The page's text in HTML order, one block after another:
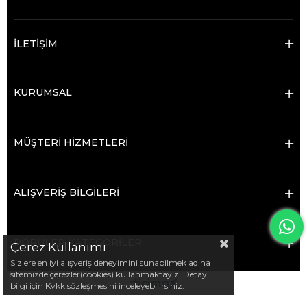
İLETİŞİM
KURUMSAL
MÜŞTERİ HİZMETLERİ
ALIŞVERİŞ BİLGİLERİ
POPÜLER KATEGORİLER
Çerez Kullanımı
Sizlere en iyi alışveriş deneyimini sunabilmek adına
sitemizde çerezler(cookies) kullanmaktayız. Detaylı
bilgi için Kvkk sözleşmesini inceleyebilirsiniz.